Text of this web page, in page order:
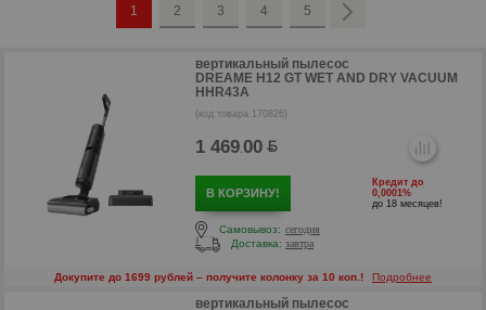
1 2 3 4 5
вертикальный пылесос
DREAME H12 GT WET AND DRY VACUUM
HHR43A
(код товара 170826)
1 469.00
В КОРЗИНУ!
Кредит до
0,0001%
до 18 месяцев!
Самовывоз: сегодня
Доставка: завтра
Докупите до 1699 рублей – получите колонку за 10 коп.! Подробнее
вертикальный пылесос